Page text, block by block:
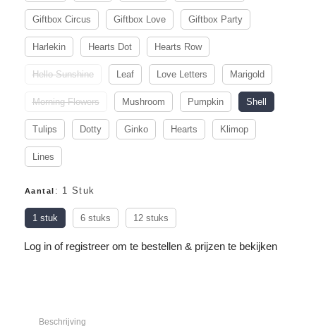
Giftbox Circus Giftbox Love Giftbox Party
Harlekin Hearts Dot Hearts Row
Hello Sunshine Leaf Love Letters Marigold
Morning Flowers Mushroom Pumpkin Shell
Tulips Dotty Ginko Hearts Klimop
Lines
Aantal : 1 Stuk
1 stuk 6 stuks 12 stuks
Log in of registreer om te bestellen & prijzen te bekijken
Beschrijving